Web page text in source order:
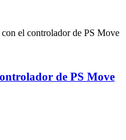
el controlador de PS Move
de PS Move